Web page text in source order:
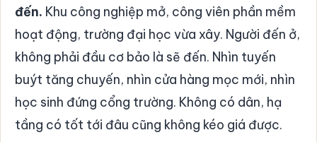
đến. Khu công nghiệp mở, công viên phần mềm
hoạt động, trường đại học vừa xây. Người đến ở,
không phải đầu cơ bảo là sẽ đến. Nhìn tuyến
buýt tăng chuyến, nhìn cửa hàng mọc mới, nhìn
học sinh đứng cổng trường. Không có dân, hạ
tầng có tốt tới đâu cũng không kéo giá được.